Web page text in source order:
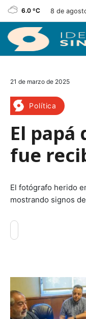
6.0 ºC 8 de
21 de marzo de 2025
Política
El papá
fue
El fotógrafo herido
mostrando signos